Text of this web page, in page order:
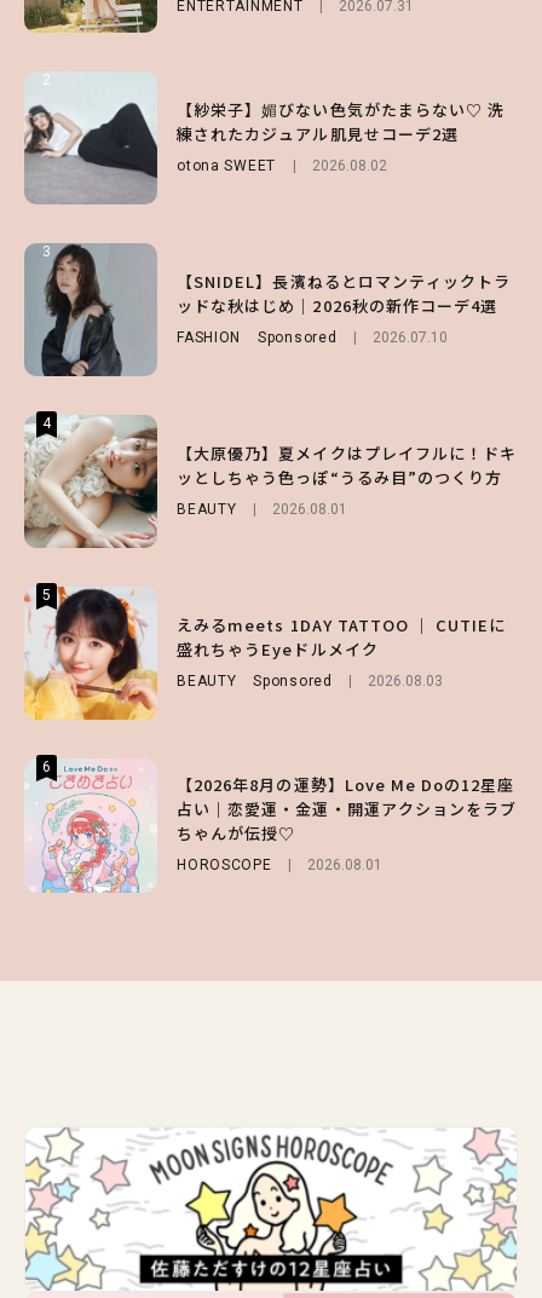
ENTERTAINMENT 2026.07.31
2
【紗栄子】媚びない色気がたまらない♡ 洗
練されたカジュアル肌見せコーデ2選
otona SWEET 2026.08.02
3
【SNIDEL】長濱ねるとロマンティックトラ
ッドな秋はじめ｜2026秋の新作コーデ4選
FASHION Sponsored 2026.07.10
4
【大原優乃】夏メイクはプレイフルに！ドキ
ッとしちゃう色っぽ“うるみ目”のつくり方
BEAUTY 2026.08.01
5
えみるmeets 1DAY TATTOO ｜ CUTIEに
盛れちゃうEyeドルメイク
BEAUTY Sponsored 2026.08.03
6
【2026年8月の運勢】Love Me Doの12星座
占い｜恋愛運・金運・開運アクションをラブ
ちゃんが伝授♡
HOROSCOPE 2026.08.01
LIFESTYLE 2026.07.31
2
【大原優乃】夏メイクはプレイフルに！ドキ
ッとしちゃう色っぽ“うるみ目”のつくり方
BEAUTY 2026.08.01
3
【スタバ】約160通りのカスタマイズができ
る⁉ 39店舗限定『My フルーツ³ フラペチー
ノ®』を徹底レポ♡
2026.07.30
4
【齋藤飛鳥】人生初のロブに！「意外としっ
くりくるし、すごく新鮮で心地いい」ヘアカ
ットの様子を独占でお届け♡
ENTERTAINMENT
5
【森香澄】理想のスタイルはどう作る？体型
キープの秘訣や夏の過ごし方など独占インタ
ビュー！
ENTERTAINMENT 2026.07.31
6
【SNIDEL】長濱ねるとロマンティックトラ
ッドな秋はじめ｜2026秋の新作コーデ4選
2
【付録】総柄ハローキティが可愛すぎ♡ 紀
ノ国屋コラボの“優秀保冷バッグ”は夏の強
い味方！【オトナミューズ9月号増刊】
2026.07.12
3
【谷まりあ】夏は“シアースカート”でさり
げなく肌見せ！透け感のニュアンスを楽しめ
るマストハブアイテム4選
4
【夏ヘアのくずれ・うねりに】ヘアメイク夢
月直伝♡ ドライシャンプー「バティスト」
を使ったプロ級スタイリング3選
Sponsored
5
【ハローキティ】がスシローと初コラボ♡
第1弾の気になるメニュー＆限定グッズを総
チェック！
2026.07.31
6
【GU】夏の“主役級”アイテム決定！ヘルシ
ー＆可愛すぎる「大人の肌見せ」トップス3
選
FASHION 2026.07.19